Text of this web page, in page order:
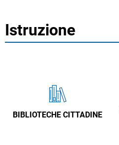
Istruzione
BIBLIOTECHE CITTADINE